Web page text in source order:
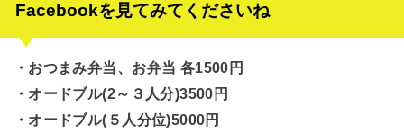
Facebookを見てみてくださいね
・おつまみ弁当、お弁当 各1500円
・オードブル(2～３人分)3500円
・オードブル(５人分位)5000円